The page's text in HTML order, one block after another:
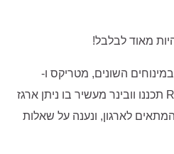
מאוד לבלבל!
השונים, מטריקס ו-
ROCKWELL AUTOMATION תכננו וובינר מעשיר בו ניתן ארגז
כלים המסייע בבחירת MES המתאים לארגון, ונענה על שאלות